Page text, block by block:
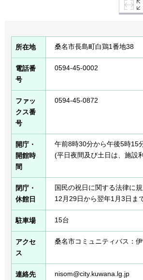
所在地 桑名市長島町白鶏1番地38
電話番
号
0594-45-0002
ファッ
クス番
号
0594-45-0872
開庁・
開館時
間
午前8時30分から午後5時15
(平日夜間及び土日は、施設
閉庁・
休館日
国民の祝日に関する法律に
12月29日から翌年1月3日ま
駐車場 15台
アクセ
ス
桑名市コミュニティバス：
連絡先 nisom@city.kuwana.lg.jp